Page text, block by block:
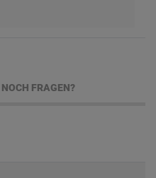
NOCH FRAGEN?